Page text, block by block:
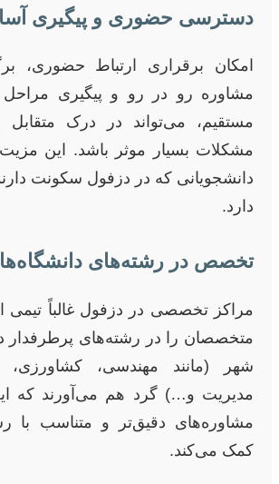
دسترسی حضوری و پیگیری
امکان برقراری ارتباط حضوری،
مشاوره رو در رو و پیگیری
مستقیم، می‌تواند در درک
مشکلات بسیار موثر باشد. این
دانشجویانی که در دزفول سکونت
دارد.
تخصص در رشته‌های
مراکز تخصصی در دزفول غالباً تیمی
متخصصان را در رشته‌های پرطرفدار
شهر (مانند مهندسی، کشاورزی،
مدیریت و…) گرد هم می‌آورند که
مشاوره‌های دقیق‌تر و متناسب با
کمک می‌کند.